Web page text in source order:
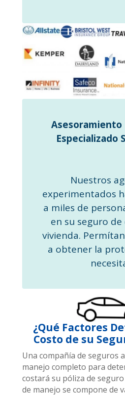
Asesoramiento
Especializado
Nuestros
experimentados
a miles de
en su seguro
vivienda.
a obtener la
¿Qué Factores
Costo de su
Una compañía de seguros
manejo completo para
costará su póliza de
de manejo se compone de